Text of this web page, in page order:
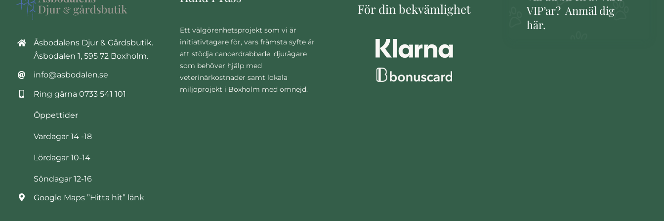
Åsbodalens Djur & Gårdsbutik.
Åsbodalen 1, 595 72 Boxholm.
info@asbodalen.se
Ring gärna 0733 541 101
Öppettider
Vardagar 14 -18
Lördagar 10-14
Söndagar 12-16
Google Maps ”Hitta hit” länk
Ett välgörenhetsprojekt som vi är
initiativtagare för, vars främsta syfte är
att stödja cancerdrabbade, djurägare
som behöver hjälp med
veterinärkostnader samt lokala
miljöprojekt i Boxholm med omnejd.
För din bekvämlighet
VIP’ar? Anmäl dig
här.